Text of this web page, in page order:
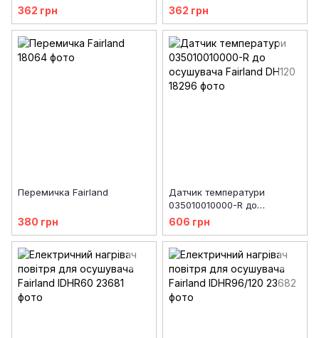
362 грн 362 грн
Перемичка Fairland
380 грн
Датчик температури
035010010000-R до
осушувача Fairland DH120
606 грн